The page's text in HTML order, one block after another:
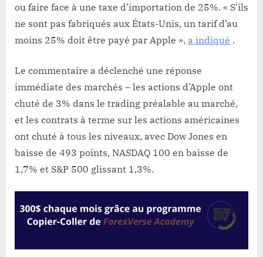
ou faire face à une taxe d’importation de 25%. « S’ils
ne sont pas fabriqués aux États-Unis, un tarif d’au
moins 25% doit être payé par Apple », a indiqué .
Le commentaire a déclenché une réponse
immédiate des marchés – les actions d’Apple ont
chuté de 3% dans le trading préalable au marché,
et les contrats à terme sur les actions américaines
ont chuté à tous les niveaux, avec Dow Jones en
baisse de 493 points, NASDAQ 100 en baisse de
1,7% et S&P 500 glissant 1,3%.